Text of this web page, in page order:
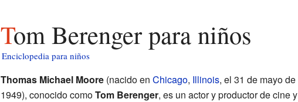
Tom Berenger para niños
Enciclopedia para niños
Thomas Michael Moore(nacido en Chicago, Illinois, el 31 de mayo de
1949), conocido comoTom Berenger, es un actor y productor de cine y